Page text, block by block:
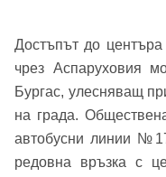
Достъпът до
чрез Аспаруховия
Бургас, улесняващ
на града.
автобусни линии
редовна връзка с